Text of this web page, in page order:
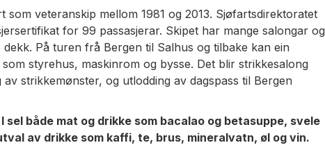
som veteranskip mellom 1981 og 2013. Sjøfartsdirektoratet
for 99 passasjerar. Skipet har mange salongar og
dekk. På turen frå Bergen til Salhus og tilbake kan ein
styrehus, maskinrom og bysse. Det blir strikkesalong
strikkemønster, og utlodding av dagspass til Bergen
sel både mat og drikke som bacalao og betasuppe, svele
av drikke som kaffi, te, brus, mineralvatn, øl og vin.